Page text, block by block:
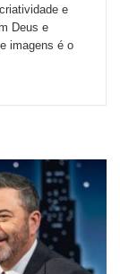
e
Deus e
imagens é o